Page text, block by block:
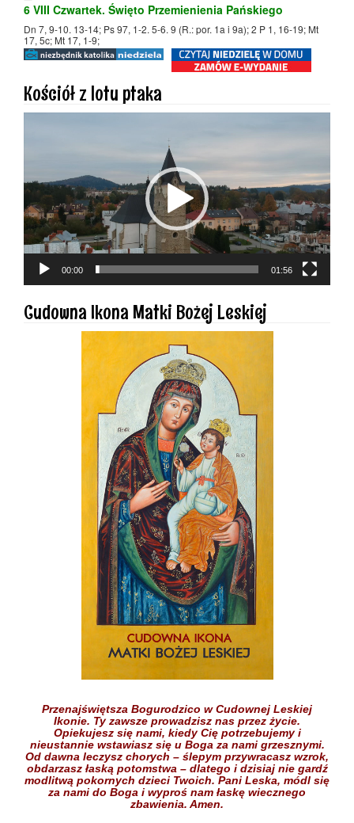
6 VIII Czwartek. Święto Przemienienia Pańskiego
Dn 7, 9-10. 13-14; Ps 97, 1-2. 5-6. 9 (R.: por. 1a i 9a); 2 P 1, 16-19; Mt
17, 5c; Mt 17, 1-9;
Kościół z lotu ptaka
00:00 01:56
Cudowna Ikona Matki Bożej Leskiej
Przenajświętsza Bogurodzico w Cudownej Leskiej
Ikonie. Ty zawsze prowadzisz nas przez życie.
Opiekujesz się nami, kiedy Cię potrzebujemyi
nieustannie wstawiasz się u Boga za nami grzesznymi.
Od dawna leczysz chorych – ślepym przywracasz wzrok,
obdarzasz łaską potomstwa – dlatego i dzisiaj nie gardź
modlitwą pokornych dzieci Twoich. Pani Leska, módl się
za nami do Boga i wyproś nam łaskę wiecznego
zbawienia. Amen.